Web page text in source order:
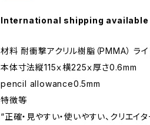
International shipping available
材料 耐衝撃アクリル樹脂（PMMA） ラ
本体寸法縦115ｘ横225ｘ厚さ0.6mm
pencil allowance0.5mm
特徴等
“正確・見やすい・使いやすい、クリエイ